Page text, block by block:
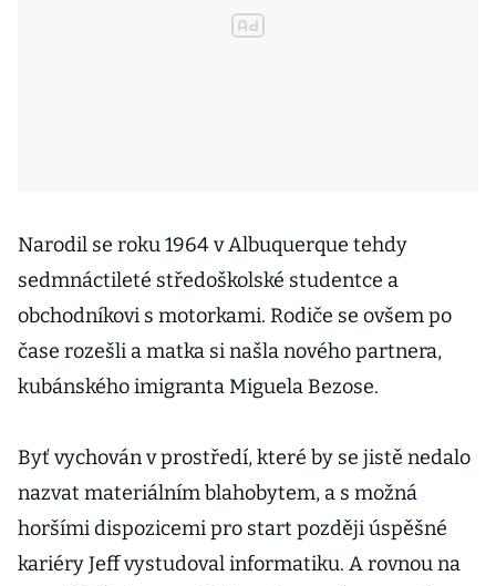
Narodil se roku 1964 v Albuquerque tehdy
sedmnáctileté středoškolské studentce a
obchodníkovi s motorkami. Rodiče se ovšem po
čase rozešli a matka si našla nového partnera,
kubánského imigranta Miguela Bezose.
Byť vychován v prostředí, které by se jistě nedalo
nazvat materiálním blahobytem, a s možná
horšími dispozicemi pro start později úspěšné
kariéry Jeff vystudoval informatiku. A rovnou na